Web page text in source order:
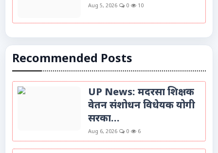
Aug 5, 2026 0 10
Recommended Posts
UP News: मदरसा शिक्षक
वेतन संशोधन विधेयक योगी
सरका...
Aug 6, 2026 0 6